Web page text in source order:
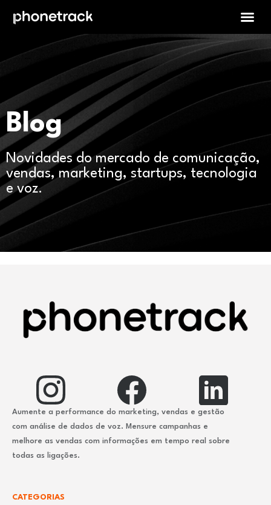
Blog
Novidades do mercado de comunicação,
vendas, marketing, startups, tecnologia
e voz.
Aumente a performance do marketing, vendas e gestão
com análise de dados de voz. Mensure campanhas e
melhore as vendas com informações em tempo real sobre
todas as ligações.
CATEGORIAS